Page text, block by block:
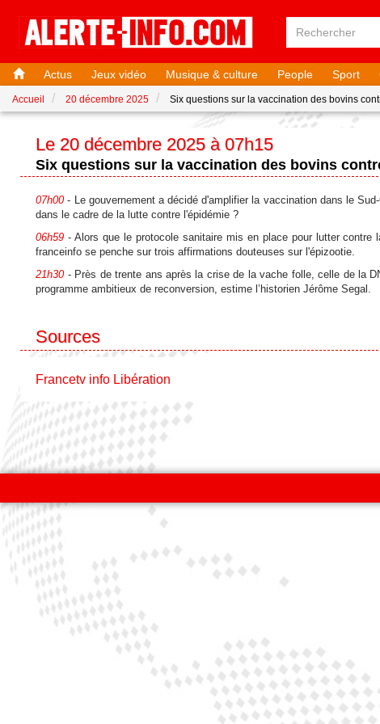
Actus Jeux vidéo Musique & culture People Sport
Accueil 20 décembre 2025 Six questions sur la vaccination des bovins
Le 20 décembre 2025 à 07h15
Six questions sur la vaccination des bovins
07h00- Le gouvernement a décidé d'amplifier la vaccination dans le
dans le cadre de la lutte contre l'épidémie ?
06h59 - Alors que le protocole sanitaire mis en place pour lutter contre
franceinfo se penche sur trois affirmations douteuses sur l'épizootie.
21h30- Près de trente ans après la crise de la vache folle, celle de la
programme ambitieux de reconversion, estime l’historien Jérôme Segal.
Sources
Francetv info Libération